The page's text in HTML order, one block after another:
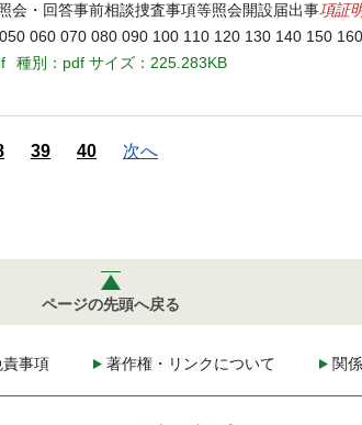
会・回答事前相談捜査事項等照会開設届出事項証
060 070 080 090 100 110 120 130 140 150 160
種別：pdf サイズ：225.283KB
39 40 次へ
ページの先頭へ戻る
事項 著作権・リンクについて 関